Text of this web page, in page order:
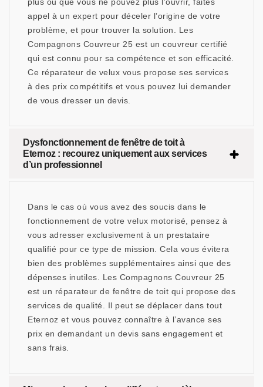
plus ou que vous ne pouvez plus l’ouvrir, faites
appel à un expert pour déceler l’origine de votre
problème, et pour trouver la solution. Les
Compagnons Couvreur 25 est un couvreur certifié
qui est connu pour sa compétence et son efficacité.
Ce réparateur de velux vous propose ses services
à des prix compétitifs et vous pouvez lui demander
de vous dresser un devis.
Dysfonctionnement de fenêtre de toit à
Eternoz : recourez uniquement aux services
d’un professionnel
Dans le cas où vous avez des soucis dans le
fonctionnement de votre velux motorisé, pensez à
vous adresser exclusivement à un prestataire
qualifié pour ce type de mission. Cela vous évitera
bien des problèmes supplémentaires ainsi que des
dépenses inutiles. Les Compagnons Couvreur 25
est un réparateur de fenêtre de toit qui propose des
services de qualité. Il peut se déplacer dans tout
Eternoz et vous pouvez connaître à l’avance ses
prix en demandant un devis sans engagement et
sans frais.